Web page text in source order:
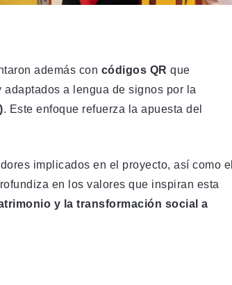
además con códigos QR que
adaptados a lengua de signos por la
. Este enfoque refuerza la apuesta del
implicados en el proyecto, así como
en los valores que inspiran esta
y la transformación social a